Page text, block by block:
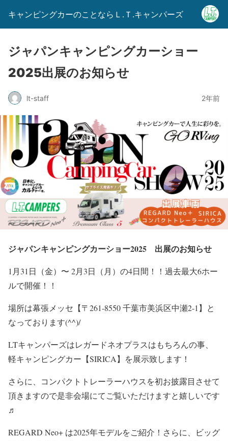
キャンピングカーのことならＬ.Ｔ.キャンパーズ
ジャパンキャンピングカーショー
2025出展のお知らせ
lt-staff 2年前
ジャパンキャンピングカーショー2025 出展のお知らせ
1月31日（金）〜 2月3日（月）の4日間！！過去最大6ホー
ルで開催！！
場所は幕張メッセ【〒261-8550 千葉市美浜区中瀬2-1】と
なっております(^^)/
LTキャンパーズはレガードネオプラスはもちろんの事、
軽キャンピングカー【SIRICA】を展示致します！
さらに、コンパクトトレーラーハウスを初お披露目させて
頂きますので是非会場にてご覧いただけますと嬉しいです
♬
REGARD Neo+ は2025年モデルをご紹介！さらに、ビッグ